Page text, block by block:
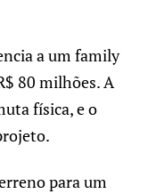
a umfamily
80 milhões. A
física, e o
para um